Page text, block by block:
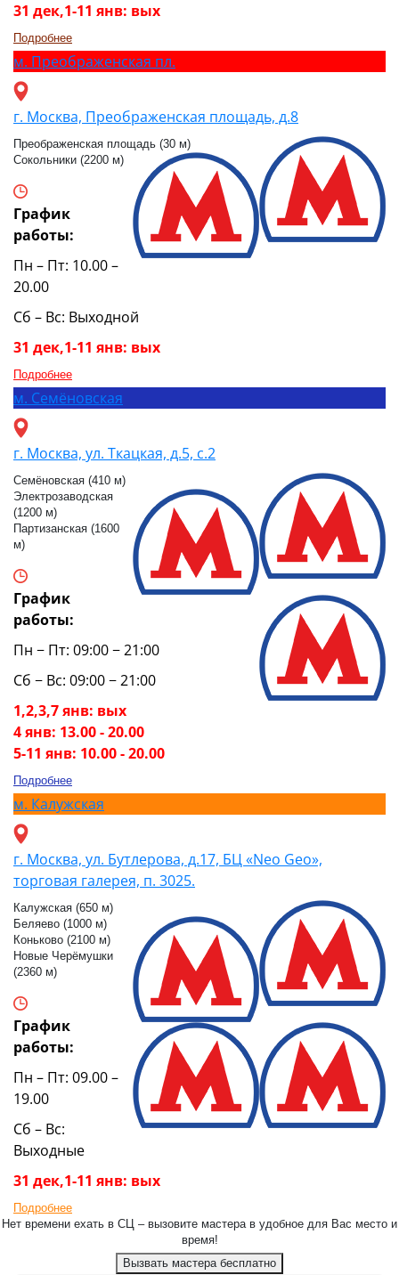
31 дек,1-11 янв: вых
Подробнее
м. Преображенская пл.
г. Москва, Преображенская площадь, д.8
Преображенская площадь (30 м)
Сокольники (2200 м)
График
работы:
Пн – Пт: 10.00 –
20.00
Сб – Вс: Выходной
31 дек,1-11 янв: вых
Подробнее
м. Семёновская
г. Москва, ул. Ткацкая, д.5, с.2
Семёновская (410 м)
Электрозаводская
(1200 м)
Партизанская (1600
м)
График
работы:
Пн − Пт: 09:00 − 21:00
Сб − Вс: 09:00 − 21:00
1,2,3,7 янв: вых
4 янв: 13.00 - 20.00
5-11 янв: 10.00 - 20.00
Подробнее
м. Калужская
г. Москва, ул. Бутлерова, д.17, БЦ «Neo Geo»,
торговая галерея, п. 3025.
Калужская (650 м)
Беляево (1000 м)
Коньково (2100 м)
Новые Черёмушки
(2360 м)
График
работы:
Пн – Пт: 09.00 –
19.00
Сб – Вс:
Выходные
31 дек,1-11 янв: вых
Подробнее
Нет времени ехать в СЦ – вызовите мастера в удобное для Вас место и
время!
Вызвать мастера бесплатно